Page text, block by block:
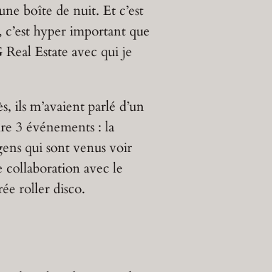
boîte de nuit. Et c’est
hyper important que
Estate avec qui je
ils m’avaient parlé d’un
3 événements : la
qui sont venus voir
collaboration avec le
roller disco.